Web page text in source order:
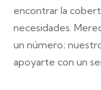
encontrar la
necesidades.
un número;
apoyarte con un